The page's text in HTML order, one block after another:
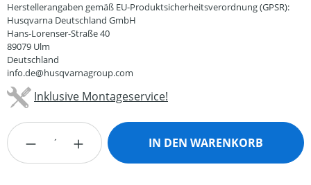
Herstellerangaben gemäß EU-Produktsicherheitsverordnung (GPSR):
Husqvarna Deutschland GmbH
Hans-Lorenser-Straße 40
89079 Ulm
Deutschland
info.de@husqvarnagroup.com
Inklusive Montageservice!
Produkt Anzahl: Gib den gewünschten
IN DEN WARENKORB